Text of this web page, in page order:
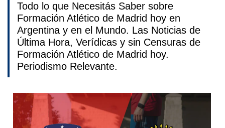
Todo lo que Necesitás Saber sobre
Formación Atlético de Madrid hoy en
Argentina y en el Mundo. Las Noticias de
Última Hora, Verídicas y sin Censuras de
Formación Atlético de Madrid hoy.
Periodismo Relevante.